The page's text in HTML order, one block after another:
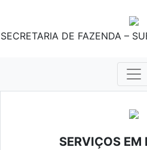
SECRETARIA DE FAZENDA –
SERVIÇOS EM